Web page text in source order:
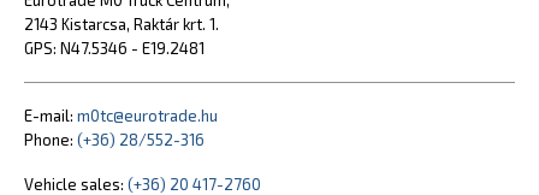
2143 Kistarcsa, Raktár krt. 1.
GPS: N47.5346 - E19.2481
E-mail: m0tc@eurotrade.hu
Phone: (+36) 28/552-316
Vehicle sales: (+36) 20 417-2760